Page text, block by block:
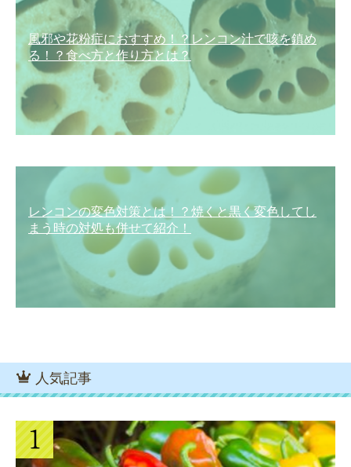
風邪や花粉症におすすめ！？レンコン汁で咳を鎮め
る！？食べ方と作り方とは？
レンコンの変色対策とは！？焼くと黒く変色してし
まう時の対処も併せて紹介！
人気記事